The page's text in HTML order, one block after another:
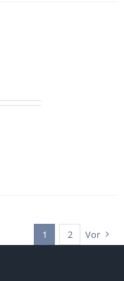
1 2 Vor